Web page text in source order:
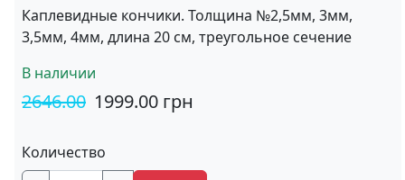
Каплевидные кончики. Толщина №2,5мм, 3мм,
3,5мм, 4мм, длина 20 см, треугольное сечение
В наличии
2646.00 1999.00 грн
Количество